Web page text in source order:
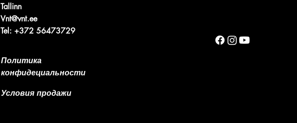
Tallinn
Vnt@vnt.ee
Tel: +372 56473729
Политика
конфидециальности
Условия продажи